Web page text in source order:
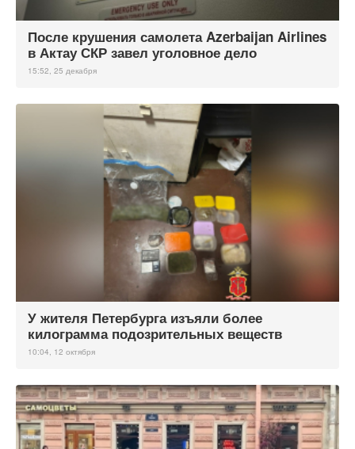
После крушения самолета Azerbaijan Airlines
в Актау СКР завел уголовное дело
15:52, 25 декабря
У жителя Петербурга изъяли более
килограмма подозрительных веществ
10:04, 12 октября